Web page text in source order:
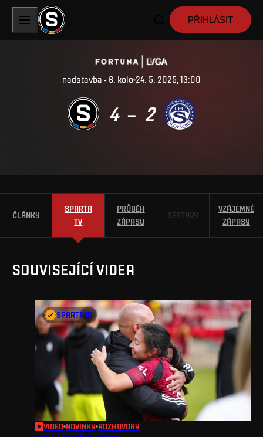
PŘIHLÁSIT
nadstavba - 6. kolo 24. 5. 2025, 13:00
4 – 2
ČLÁNKY
SPARTA
TV
PRŮBĚH
ZÁPASU
SESTAVY
VZÁJEMNÉ
ZÁPASY
SOUVISEJÍCÍ VIDEA
VIDEO NOVINKY ROZHOVORY
SPARTA iD